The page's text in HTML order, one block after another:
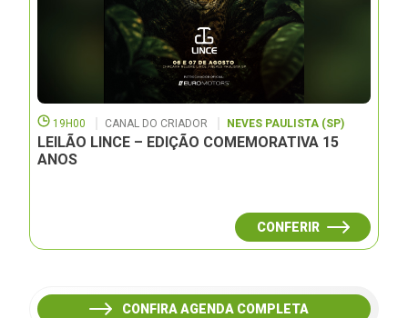
19H00 CANAL DO CRIADOR NEVES PAULISTA (SP)
LEILÃO LINCE – EDIÇÃO COMEMORATIVA 15
ANOS
CONFERIR
CONFIRA AGENDA COMPLETA